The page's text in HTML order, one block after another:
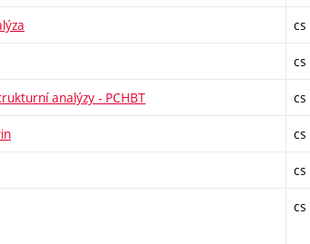
cs
cs
analýzy - PCHBT cs
cs
cs
cs